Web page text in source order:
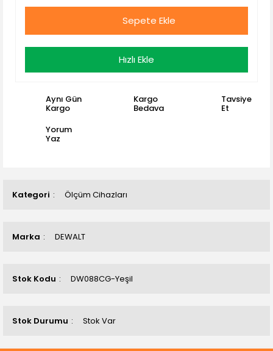
Kategori Ölçüm Cihazları
Marka DEWALT
Stok Kodu DW088CG-Yeşil
Stok Durumu Stok Var
Sepete Ekle
Hızlı Ekle
Aynı Gün
Kargo
Kargo
Bedava
Tavsiye
Et
Yorum
Yaz